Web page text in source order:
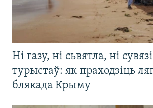
Ні газу, ні сьвятла, ні
турыстаў: як праходзіць
блякада Крыму